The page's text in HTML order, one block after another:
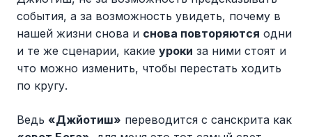
события, а за возможность увидеть, почему в
нашей жизни снова и снова повторяются одни
и те же сценарии, какие уроки за ними стоят и
что можно изменить, чтобы перестать ходить
по кругу.
Ведь «Джйотиш» переводится с санскрита как